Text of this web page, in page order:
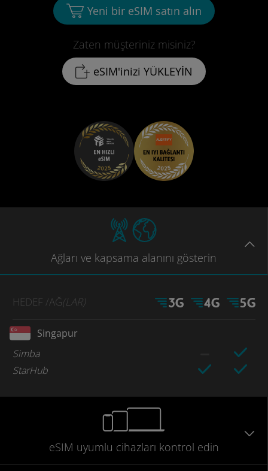
Zaten müşteriniz misiniz?
eSIM'inizi YÜKLEYİN
Yeni bir eSIM satın alın
Ağları ve kapsama alanını gösterin
HEDEF /AĞ(LAR)
Singapur
Simba
StarHub
eSIM uyumlu cihazları kontrol edin